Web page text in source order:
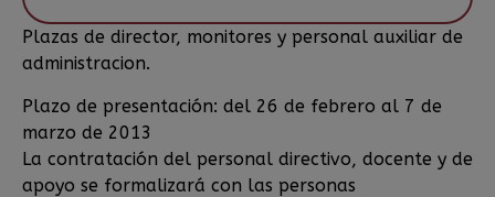
Plazas de director, monitores y personal auxiliar de
administracion.
Plazo de presentación: del 26 de febrero al 7 de
marzo de 2013
La contratación del personal directivo, docente y de
apoyo se formalizará con las personas